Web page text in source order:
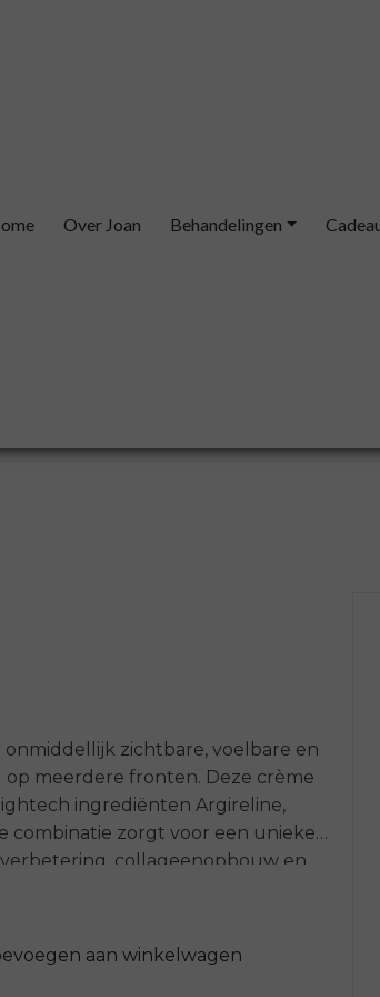
Over Joan Behandelingen
zichtbare, voelbare en
meerdere fronten. Deze crème
ingrediënten Argireline,
combinatie zorgt voor een unieke
collageenopbouw en
voor ontspanning en
Een jeugdige, gezonde
aan winkelwagen